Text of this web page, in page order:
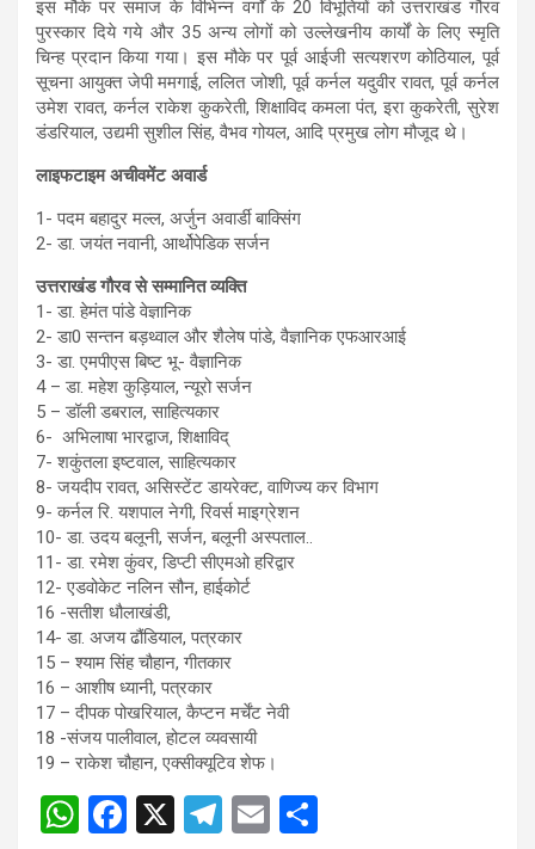
इस मौके पर समाज के विभिन्न वर्गों के 20 विभूतियों को उत्तराखंड गौरव
पुरस्कार दिये गये और 35 अन्य लोगों को उल्लेखनीय कार्यों के लिए स्मृति
चिन्ह प्रदान किया गया। इस मौके पर पूर्व आईजी सत्यशरण कोठियाल, पूर्व
सूचना आयुक्त जेपी ममगाई, ललित जोशी, पूर्व कर्नल यदुवीर रावत, पूर्व कर्नल
उमेश रावत, कर्नल राकेश कुकरेती, शिक्षाविद कमला पंत, इरा कुकरेती, सुरेश
डंडरियाल, उद्यमी सुशील सिंह, वैभव गोयल, आदि प्रमुख लोग मौजूद थे।
लाइफटाइम अचीवमेंट अवार्ड
1- पदम बहादुर मल्ल, अर्जुन अवार्डी बाक्सिंग
2- डा. जयंत नवानी, आर्थोपेडिक सर्जन
उत्तराखंड गौरव से सम्मानित व्यक्ति
1- डा. हेमंत पांडे वेज्ञानिक
2- डा0 सन्तन बड़थ्वाल और शैलेष पांडे, वैज्ञानिक एफआरआई
3- डा. एमपीएस बिष्ट भू- वैज्ञानिक
4 – डा. महेश कुड़ियाल, न्यूरो सर्जन
5 – डॉली डबराल, साहित्यकार
6- अभिलाषा भारद्वाज, शिक्षाविद्
7- शकुंतला इष्टवाल, साहित्यकार
8- जयदीप रावत, असिस्टेंट डायरेक्ट, वाणिज्य कर विभाग
9- कर्नल रि. यशपाल नेगी, रिवर्स माइग्रेशन
10- डा. उदय बलूनी, सर्जन, बलूनी अस्पताल..
11- डा. रमेश कुंवर, डिप्टी सीएमओ हरिद्वार
12- एडवोकेट नलिन सौन, हाईकोर्ट
16 -सतीश धौलाखंडी,
14- डा. अजय ढौंडियाल, पत्रकार
15 – श्याम सिंह चौहान, गीतकार
16 – आशीष ध्यानी, पत्रकार
17 – दीपक पोखरियाल, कैप्टन मर्चेंट नेवी
18 -संजय पालीवाल, होटल व्यवसायी
19 – राकेश चौहान, एक्सीक्यूटिव शेफ।
PostW F
X
T
E